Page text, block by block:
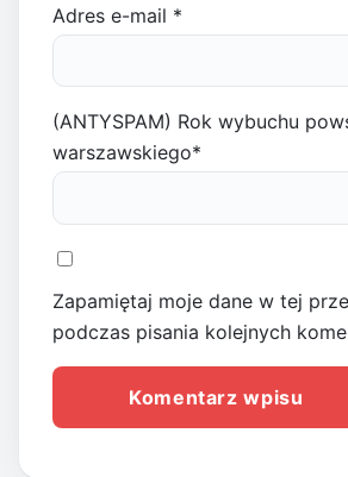
Adres e-mail *
(ANTYSPAM) Rok wybuchu
warszawskiego*
Zapamiętaj moje dane w tej
podczas pisania kolejnych